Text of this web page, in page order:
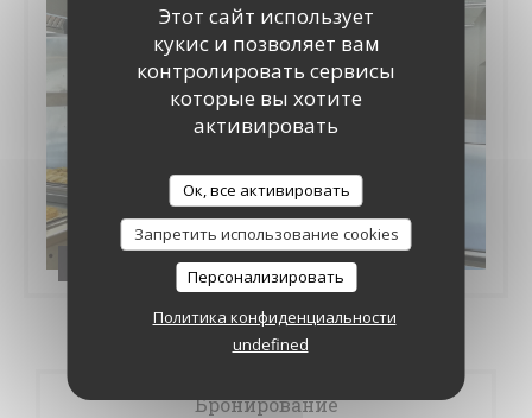
Этот сайт использует
кукис и позволяет вам
контролировать сервисы
которые вы хотите
активировать
Ок, все активировать
Запретить использование cookies
Персонализировать
Политика конфиденциальности
undefined
Бронирование